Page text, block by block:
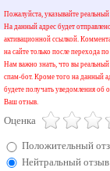
Пожалуйста, указывайте
На данный адрес будет
активационной ссылкой.
на сайте только после перехода
Нам важно знать, что вы реальный
спам-бот. Кроме того на данный
будете получать уведомления об
Ваш отзыв.
Оценка
Положительный
Нейтральный отзыв